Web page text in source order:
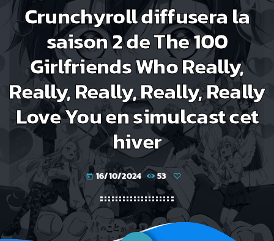
Crunchyroll diffusera la
saison 2 de The 100
Girlfriends Who Really,
Really, Really, Really, Really
Love You en simulcast cet
hiver
today 16/10/2024 53